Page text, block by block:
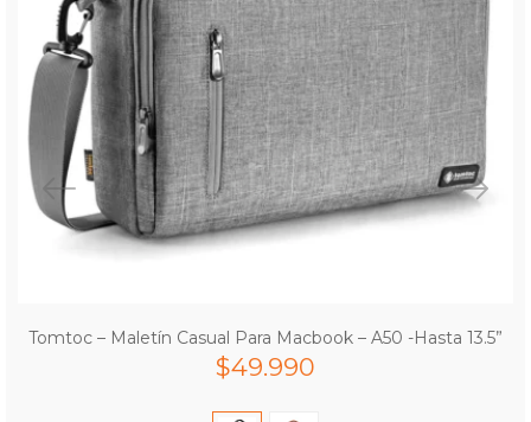
Tomtoc – Maletín Casual Para Macbook – A50 -Hasta 13.5”
$49.990